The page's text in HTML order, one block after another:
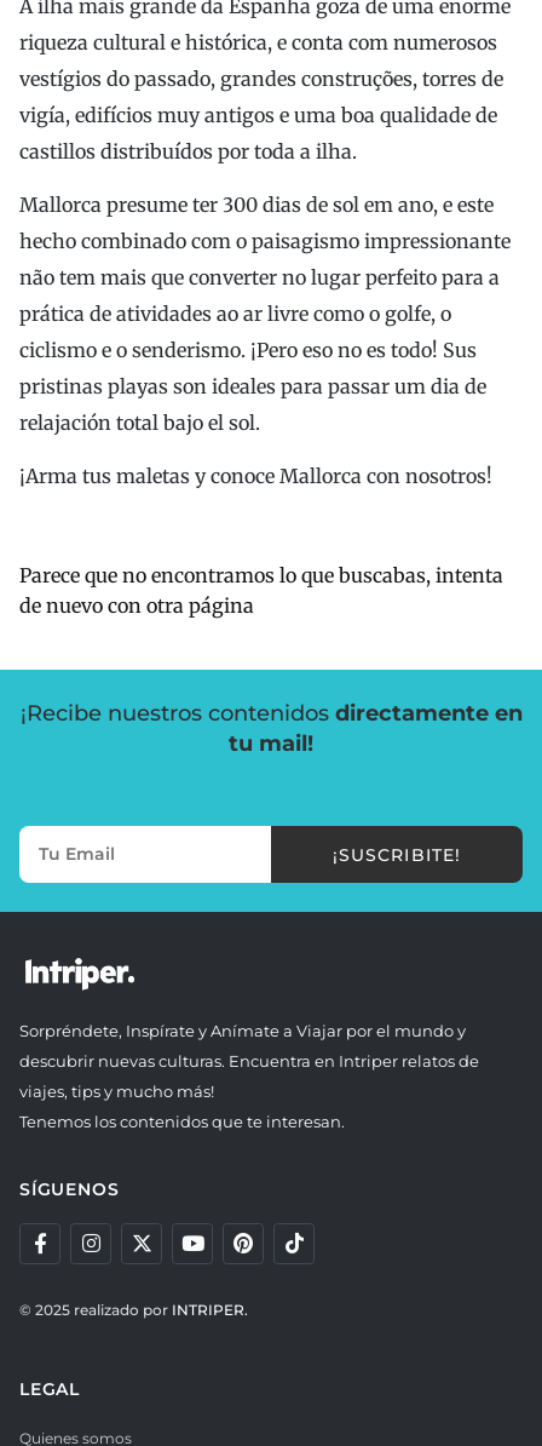
A ilha mais grande da Espanha goza de uma enorme
riqueza cultural e histórica, e conta com numerosos
vestígios do passado, grandes construções, torres de
vigía, edifícios muy antigos e uma boa qualidade de
castillos distribuídos por toda a ilha.
Mallorca presume ter 300 dias de sol em ano, e este
hecho combinado com o paisagismo impressionante
não tem mais que converter no lugar perfeito para a
prática de atividades ao ar livre como o golfe, o
ciclismo e o senderismo. ¡Pero eso no es todo! Sus
pristinas playas son ideales para passar um dia de
relajación total bajo el sol.
¡Arma tus maletas y conoce Mallorca con nosotros!
Parece que no encontramos lo que buscabas, intenta
de nuevo con otra página
¡Recibe nuestros contenidos directamente en
tu mail!
¡SUSCRIBITE!
Sorpréndete, Inspírate y Anímate a Viajar por el mundo y
descubrir nuevas culturas. Encuentra en Intriper relatos de
viajes, tips y mucho más!
Tenemos los contenidos que te interesan.
SÍGUENOS
© 2025 realizado por INTRIPER.
LEGAL
Quienes somos